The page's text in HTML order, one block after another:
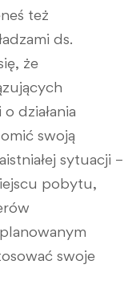
też
ds.
że
działania
swoją
sytuacji –
pobytu,
swoje